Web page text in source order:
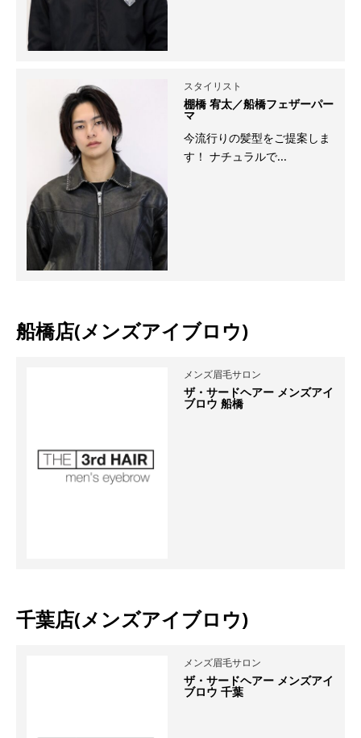
スタイリスト
棚橋 宥太／船橋フェザーパー
マ
今流行りの髪型をご提案しま
す！ ナチュラルで...
船橋店(メンズアイブロウ)
メンズ眉毛サロン
ザ・サードヘアー メンズアイ
ブロウ 船橋
千葉店(メンズアイブロウ)
メンズ眉毛サロン
ザ・サードヘアー メンズアイ
ブロウ 千葉